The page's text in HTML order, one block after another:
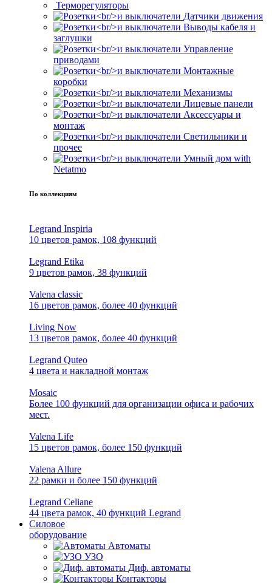
Терморегуляторы
Датчики движения
Выводы кабеля и
заглушки
Управление
приводами
Монтажные
коробки
Механизмы
Лицевые панели
Аксессуары и
монтаж
Светильники и
прочее
Умный дом with
Netatmo
По коллекциям
Legrand Inspiria
10 цветов рамок, 108 функций
Legrand Etika
9 цветов рамок, 38 функций
Valena classic
16 цветов рамок, более 40 функций
Living Now
13 цветов рамок, более 40 функций
Legrand Quteo
4 цвета и накладной монтаж
Mosaic
Более 100 функций для организации офиса и рабочих
мест.
Valena Life
15 цветов рамок, более 150 функций
Valena Allure
22 рамки и более 150 функций
Legrand Celiane
44 цвета рамок, 40 функций Legrand
Силовое
оборудование
Автоматы
УЗО
Диф. автоматы
Контакторы